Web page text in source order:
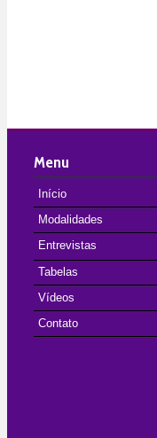
Menu
Início
Modalidades
Entrevistas
Tabelas
Vídeos
Contato